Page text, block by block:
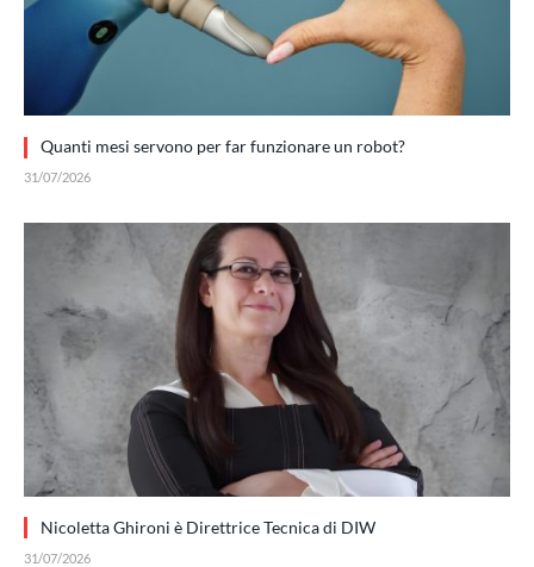
Quanti mesi servono per far funzionare un robot?
31/07/2026
Nicoletta Ghironi è Direttrice Tecnica di DIW
31/07/2026